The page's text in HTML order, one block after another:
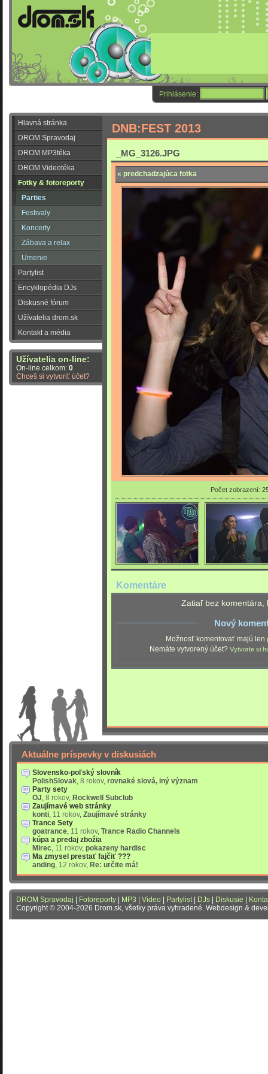
Prihlásenie:
Hlavná stránka
DROM Spravodaj
DROM MP3téka
DROM Videotéka
Fotky & fotoreporty
Parties
Festivaly
Koncerty
Zábava a relax
Umenie
Partylist
Encyklopédia DJs
Diskusné fórum
Užívatelia drom.sk
Kontakt a média
Užívatelia on-line:
On-line celkom: 0
Chceš si vytvoriť účet?
DNB:FEST 2013
_MG_3126.JPG
« predchadzajúca fotka
Počet zobrazení:
Komentáre
Zatiaľ bez komentára,
Nový
Možnosť komentovať majú len
Nemáte vytvorený účet? Vytvorte si
Aktuálne príspevky v diskusiách
Slovensko-poľský slovník
PolishSlovak, 8 rokov, rovnaké slová, iný význam
Party sety
OJ, 8 rokov, Rockwell Subclub
Zaujímavé web stránky
konti, 11 rokov, Zaujímavé stránky
Trance Sety
goatrance, 11 rokov, Trance Radio Channels
kúpa a predaj zbožia
Mirec, 11 rokov, pokazeny hardisc
Ma zmysel prestať fajčiť ???
anding, 12 rokov, Re: určite má!
DROM Spravodaj Fotoreporty MP3 Video Partylist| DJs Diskusie
Copyright © 2004-2026 Drom.sk, všetky práva vyhradené. Webdesign &